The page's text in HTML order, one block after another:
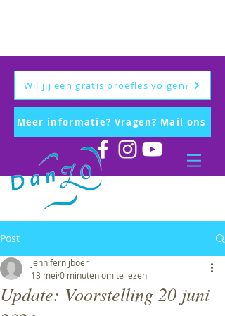
Wil jij een gratis proefles volgen?
Meer informatie? Vragen? Mail ons
Post
Update: Voorstelling 20 juni
jennifernijboer
13 mei 0 minuten om te lezen